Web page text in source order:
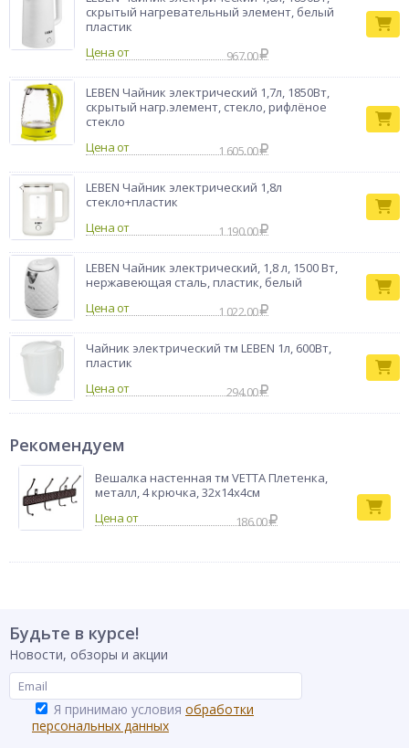
скрытый нагревательный элемент, белый
пластик
Цена от
967.00
LEBEN Чайник электрический 1,7л, 1850Вт,
скрытый нагр.элемент, стекло, рифлёное
стекло
Цена от
1 605.00
LEBEN Чайник электрический 1,8л
стекло+пластик
Цена от
1 190.00
LEBEN Чайник электрический, 1,8 л, 1500 Вт,
нержавеющая сталь, пластик, белый
Цена от
1 022.00
Чайник электрический тм LEBEN 1л, 600Вт,
пластик
Цена от
294.00
Рекомендуем
Вешалка настенная тм VETTA Плетенка,
металл, 4 крючка, 32х14х4см
186.00
Будьте в курсе!
Новости, обзоры и акции
Я принимаю условия обработки
персональных данных